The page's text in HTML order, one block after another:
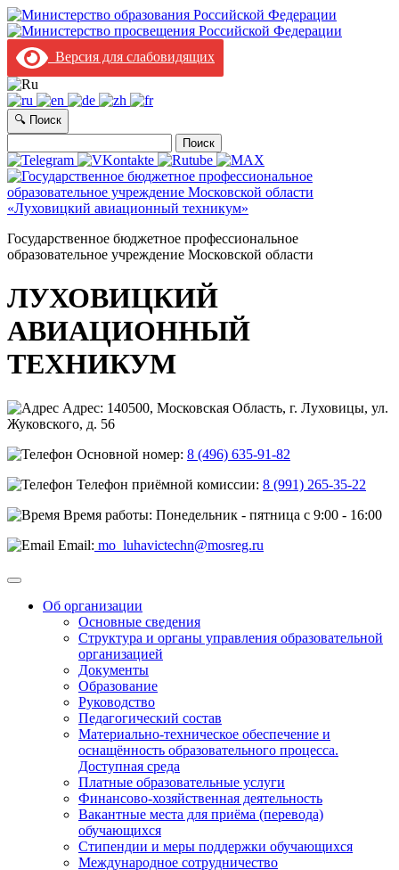
Версия для слабовидящих
🔍 Поиск
Государственное бюджетное профессиональное
образовательное учреждение Московской области
ЛУХОВИЦКИЙ
АВИАЦИОННЫЙ
ТЕХНИКУМ
Адрес: 140500, Московская Область, г. Луховицы, ул.
Жуковского, д. 56
Основной номер: 8 (496) 635-91-82
Телефон приёмной комиссии: 8 (991) 265-35-22
Время работы: Понедельник - пятница с 9:00 - 16:00
Email: mo_luhavictechn@mosreg.ru
Об организации
Основные сведения
Структура и органы управления образовательной
организацией
Документы
Образование
Руководство
Педагогический состав
Материально-техническое обеспечение и
оснащённость образовательного процесса.
Доступная среда
Платные образовательные услуги
Финансово-хозяйственная деятельность
Вакантные места для приёма (перевода)
обучающихся
Стипендии и меры поддержки обучающихся
Международное сотрудничество